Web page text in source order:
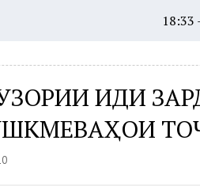
ГАРМОИ
ИДИ